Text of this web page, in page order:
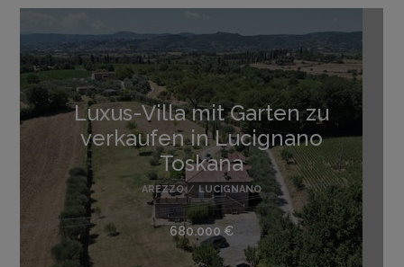
Luxus-Villa mit Garten zu
verkaufen in Lucignano
Toskana
AREZZO / LUCIGNANO
680.000 €